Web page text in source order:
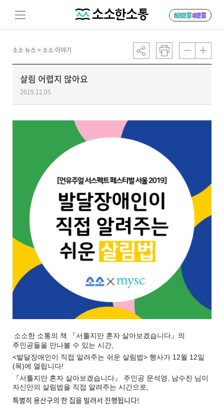
소소 뉴스 > 소소 이야기
살림 어렵지 않아요
2019.12.05
소소한 소통의 책 『서툴지만 혼자 살아보겠습니다』의
주인공들을 만나볼 수 있는 시간,
<발달장애인이 직접 알려주는 쉬운 살림법> 행사가 12월 12일
(목)에 열립니다!
『서툴지만 혼자 살아보겠습니다』 주인공 문석영, 남수진 님이
자신만의 살림법을 직접 알려주는 시간으로,
특별히 용산구의 한 집을 빌려서 진행됩니다!